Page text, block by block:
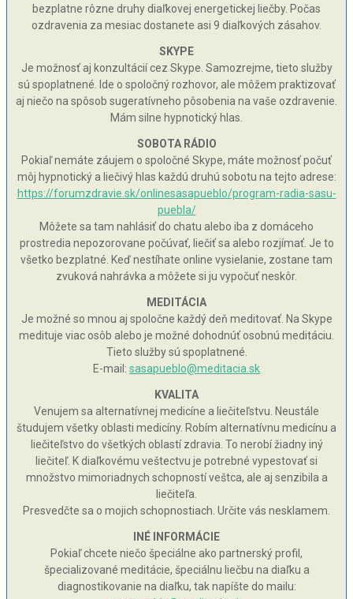
bezplatne rôzne druhy diaľkovej energetickej liečby. Počas
ozdravenia za mesiac dostanete asi 9 diaľkových zásahov.
SKYPE
Je možnosť aj konzultácií cez Skype. Samozrejme, tieto služby
sú spoplatnené. Ide o spoločný rozhovor, ale môžem praktizovať
aj niečo na spôsob sugeratívneho pôsobenia na vaše ozdravenie.
Mám silne hypnotický hlas.
SOBOTA RÁDIO
Pokiaľ nemáte záujem o spoločné Skype, máte možnosť počuť
môj hypnotický a liečivý hlas každú druhú sobotu na tejto adrese:
https://forumzdravie.sk/onlinesasapueblo/program-radia-sasu-
puebla/
Môžete sa tam nahlásiť do chatu alebo iba z domáceho
prostredia nepozorovane počúvať, liečiť sa alebo rozjímať. Je to
všetko bezplatné. Keď nestíhate online vysielanie, zostane tam
zvuková nahrávka a môžete si ju vypočuť neskôr.
MEDITÁCIA
Je možné so mnou aj spoločne každý deň meditovať. Na Skype
medituje viac osôb alebo je možné dohodnúť osobnú meditáciu.
Tieto služby sú spoplatnené.
E-mail: sasapueblo@meditacia.sk
KVALITA
Venujem sa alternatívnej medicíne a liečiteľstvu. Neustále
študujem všetky oblasti medicíny. Robím alternatívnu medicínu a
liečiteľstvo do všetkých oblastí zdravia. To nerobí žiadny iný
liečiteľ. K diaľkovému veštectvu je potrebné vypestovať si
množstvo mimoriadnych schopností veštca, ale aj senzibila a
liečiteľa.
Presvedčte sa o mojich schopnostiach. Určite vás nesklamem.
INÉ INFORMÁCIE
Pokiaľ chcete niečo špeciálne ako partnerský profil,
špecializované meditácie, špeciálnu liečbu na diaľku a
diagnostikovanie na diaľku, tak napíšte do mailu: